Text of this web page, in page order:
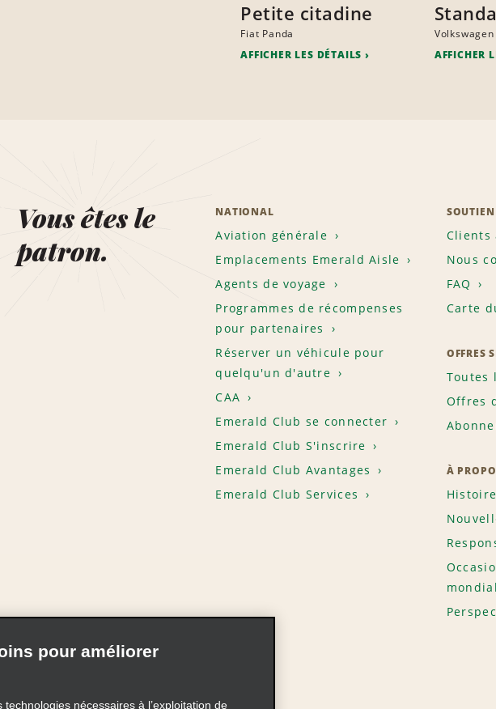
Petite citadine
Fiat Panda
AFFICHER LES DÉTAILS
AFFICHER
Vous êtes le
patron.
NATIONAL
Aviation générale
Emplacements Emerald Aisle
Agents de voyage
Programmes de récompenses
pour partenaires
Réserver un véhicule pour
quelqu'un d'autre
CAA
Emerald Club se connecter
Emerald Club S'inscrire
Emerald Club Avantages
Emerald Club Services
SOUTIEN
Clients
Nous
FAQ
Carte
OFFRES
Toutes
Offres
À
pour améliorer
nécessaires à l’exploitation de